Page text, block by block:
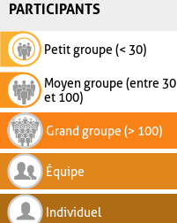
PARTICIPANTS
Petit groupe (< 30)
Moyen groupe (entre 30
et 100)
Grand groupe (> 100)
Équipe
Individuel